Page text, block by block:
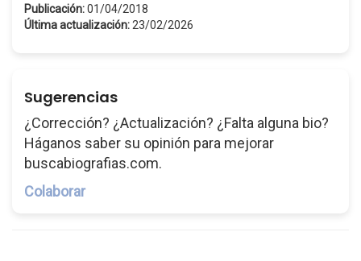
Publicación:01/04/2018
Última actualización: 23/02/2026
Sugerencias
¿Corrección? ¿Actualización? ¿Falta alguna bio?
Háganos saber su opinión para mejorar
buscabiografias.com.
Colaborar